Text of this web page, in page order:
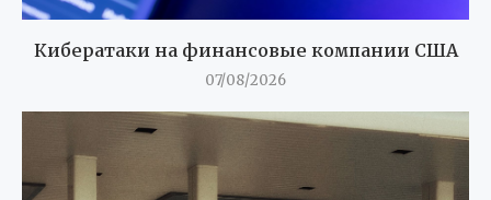
Кибератаки на финансовые компании США
07/08/2026